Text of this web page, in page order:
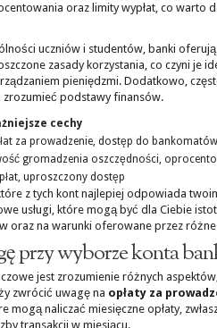
oraz limity wypłat, co warto
uczniów i studentów, banki oferują
zasady korzystania, co czyni je
pieniędzmi. Dodatkowo,
podstawy finansów.
cechy
za prowadzenie, dostęp do bankomatów
gromadzenia oszczędności,
uproszczony dostęp
z tych kont najlepiej odpowiada
usługi, które mogą być dla Ciebie
oraz na warunki oferowane przez
przy wyborze konta
jest zrozumienie różnych
zwrócić uwagę na opłaty za
mogą naliczać miesięczne opłaty,
transakcji w miesiącu.